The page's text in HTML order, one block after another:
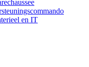
en IT